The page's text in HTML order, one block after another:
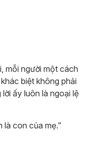
mỗi người một cách
biệt không phải
ấy luôn là ngoại lệ
là con của mẹ.”